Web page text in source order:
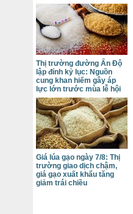
Thị trường đường Ấn Độ
lập đỉnh kỷ lục: Nguồn
cung khan hiếm gây áp
lực lớn trước mùa lễ hội
Giá lúa gạo ngày 7/8: Thị
trường giao dịch chậm,
giá gạo xuất khẩu tăng
giảm trái chiều